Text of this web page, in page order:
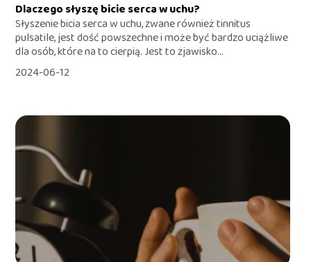
Dlaczego słyszę bicie serca w uchu?
Słyszenie bicia serca w uchu, zwane również tinnitus
pulsatile, jest dość powszechne i może być bardzo uciążliwe
dla osób, które na to cierpią. Jest to zjawisko...
2024-06-12